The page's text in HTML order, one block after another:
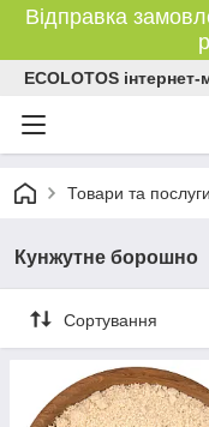
Відправка
ECOLOTOS
Товари та послуги
Кунжутне борошно
Сортування